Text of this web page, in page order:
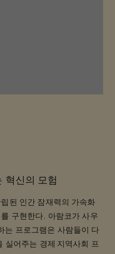
혁신의 모험
된 인간 잠재력의 가속화
구현한다. 아람코가 사우
는 프로그램은 사람들이 다
실어주는 경제·지역사회 프